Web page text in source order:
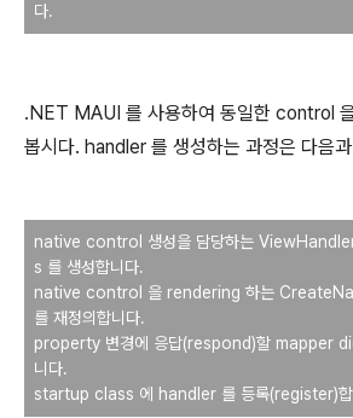
다.
.NET MAUI 를 사용하여 동일한 control
봅시다. handler 를 생성하는 과정은 다음
native control 생성을 담당하는
s 를 생성합니다.
native control 을 rendering 하는
를 재정의합니다.
property 변경에 응답(respond)할 mapper
니다.
startup class 에 handler 를 등록(register)합